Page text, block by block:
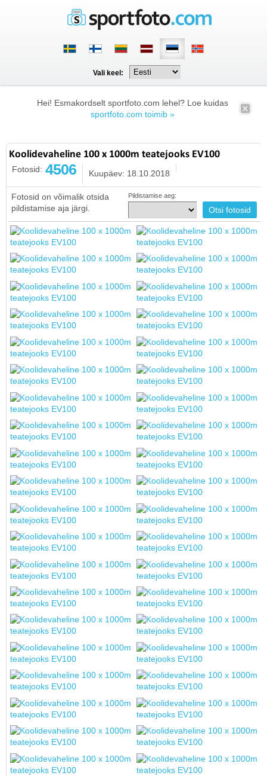
Vali keel:
Hei! Esmakordselt sportfoto.com lehel? Loe kuidas
sportfoto.com toimib »
Koolidevaheline 100 x 1000m teatejooks EV100
Fotosid: 4506 Kuupäev: 18.10.2018
Fotosid on võimalik otsida
pildistamise aja järgi.
Pildistamise aeg: